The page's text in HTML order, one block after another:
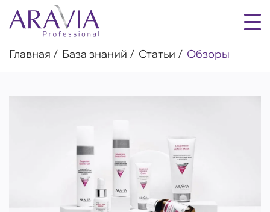
Главная База знаний Статьи Обзоры